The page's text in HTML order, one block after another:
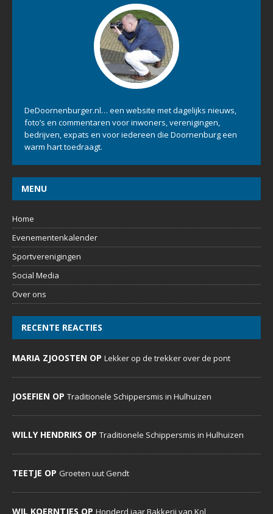
DeDoornenburger.nl… een website met dagelijks nieuws,
foto’s en commentaren voor inwoners, verenigingen,
Home
Evenementenkalender
Sportverenigingen
Social Media
Over ons
MARIA ZJOOSTEN OPLekker op de trekker over de pont
JOSEFIEN OPTraditionele Schippersmis in Hulhuizen
WILLY HENDRIKS OPTraditionele Schippersmis in Hulhuizen
TEETJE OPGroeten uut Gendt